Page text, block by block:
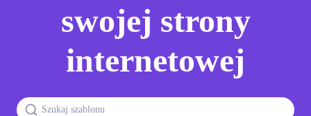
swojej strony
internetowej